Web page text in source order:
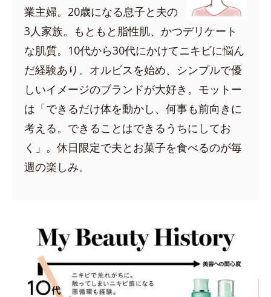
業主婦。20歳になる息子と夫の
3人家族。もともと脂性肌、かつデリケート
な肌質。10代から30代にかけてニキビに悩ん
だ経験あり。オルビスを始め、シンプルで優
しいイメージのブランドが大好き。モットー
は「できるだけ体を動かし、何事も前向きに
考える。できることはできるうちにしてお
く」。休日限定で夫とお菓子を食べるのが毎
週の楽しみ。